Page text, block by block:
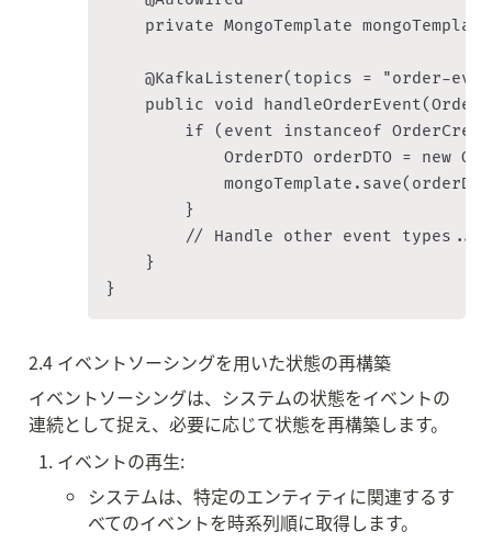
private MongoTemplate
@KafkaListener(topics = "order-
public void
if (event instanceof
OrderDTO orderDTO = new
        }
        // Handle other event types...
    }
2.4 イベントソーシングを用いた状態の再構築
イベントソーシングは、システムの状態をイベントの
連続として捉え、必要に応じて状態を再構築します。
イベントの再生:
システムは、特定のエンティティに関連するす
べてのイベントを時系列順に取得します。